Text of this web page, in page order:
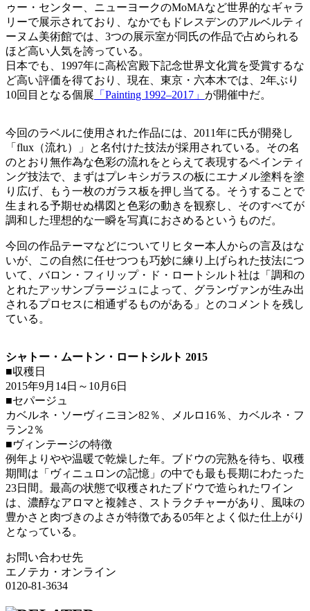
ゥー・センター、ニューヨークのMoMAなど世界的なギャラ
リーで展示されており、なかでもドレスデンのアルベルティ
ーヌム美術館では、3つの展示室が同氏の作品で占められる
ほど高い人気を誇っている。
日本でも、1997年に高松宮殿下記念世界文化賞を受賞するな
ど高い評価を得ており、現在、東京・六本木では、2年ぶり
10回目となる個展 「Painting 1992‒2017」 が開催中だ。
今回のラベルに使用された作品には、2011年に氏が開発し
「flux（流れ）」と名付けた技法が採用されている。その名
のとおり無作為な色彩の流れをとらえて表現するペインティ
ング技法で、まずはプレキシガラスの板にエナメル塗料を塗
り広げ、もう一枚のガラス板を押し当てる。そうすることで
生まれる予期せぬ構図と色彩の動きを観察し、そのすべてが
調和した理想的な一瞬を写真におさめるというものだ。
今回の作品テーマなどについてリヒター本人からの言及はな
いが、この自然に任せつつも巧妙に練り上げられた技法につ
いて、バロン・フィリップ・ド・ロートシルト社は「調和の
とれたアッサンブラージュによって、グランヴァンが生み出
されるプロセスに相通ずるものがある」とのコメントを残し
ている。
シャトー・ムートン・ロートシルト 2015
■収穫日
2015年9月14日～10月6日
■セパージュ
カベルネ・ソーヴィニヨン82％、メルロ16％、カベルネ・フ
ラン2％
■ヴィンテージの特徴
例年よりやや温暖で乾燥した年。ブドウの完熟を待ち、収穫
期間は「ヴィニュロンの記憶」の中でも最も長期にわたった
23日間。最高の状態で収穫されたブドウで造られたワイン
は、濃醇なアロマと複雑さ、ストラクチャーがあり、風味の
豊かさと肉づきのよさが特徴である05年とよく似た仕上がり
となっている。
お問い合わせ先
エノテカ・オンライン
0120-81-3634